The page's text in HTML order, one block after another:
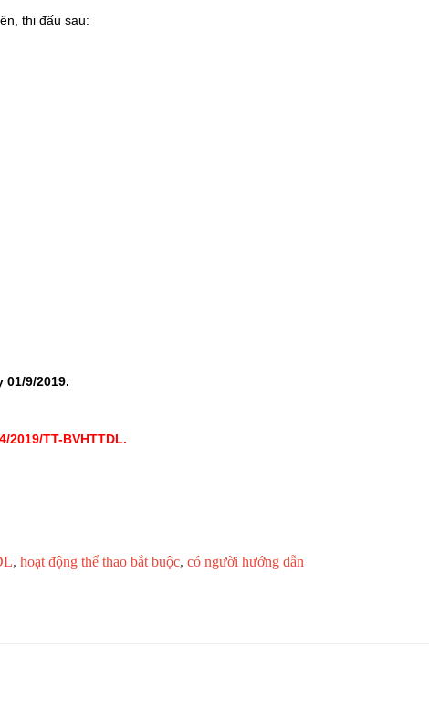
thi đấu sau:
9/2019.
TT-BVHTTDL.
, hoạt động thể thao bắt buộc, có người hướng dẫn